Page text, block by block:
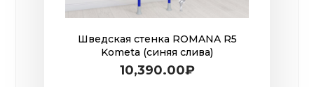
Шведская стенка ROMANA R5
Kometa (синяя слива)
10,390.00₽